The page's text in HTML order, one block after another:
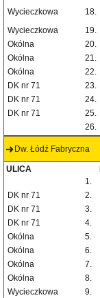
Wycieczkowa
18.
Wycieczkowa 19.
Okólna
20.
Okólna
21.
Okólna
22.
DK nr 71
23.
DK nr 71
24.
DK nr 71
25.
26.
Dw. Łódź Fabryczna
ULICA
1.
DK nr 71
2.
DK nr 71
3.
DK nr 71
4.
Okólna
5.
Okólna
6.
Okólna
7.
Okólna
8.
Wycieczkowa
9.